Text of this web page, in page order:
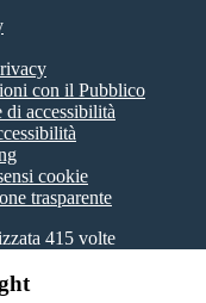
con il Pubblico
accessibilità
cookie
trasparente
415 volte